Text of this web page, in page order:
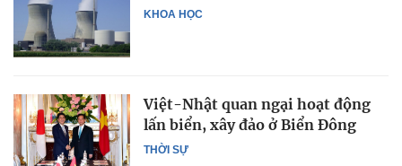
KHOA HỌC
THỜI SỰ
Việt-Nhật quan ngại hoạt động
lấn biển, xây đảo ở Biển Đông